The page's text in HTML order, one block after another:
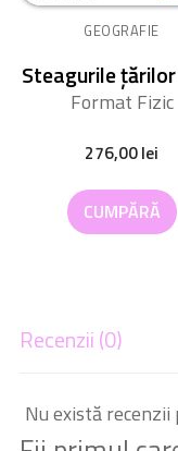
GEOGRAFIE
Steagurile
Format Fizic
276,00lei
CUMPĂRĂ
Recenzii (0)
Nu există recenzii